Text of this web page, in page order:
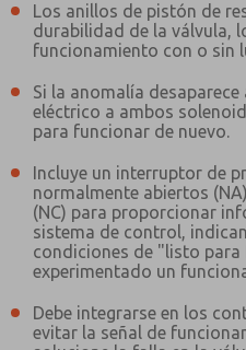
Los anillos de pistón de
durabilidad de la válvula,
funcionamiento con o sin
Si la anomalía
eléctrico a ambos
para funcionar de nuevo.
Incluye un interruptor de
normalmente abiertos
(NC) para proporcionar
sistema de control,
condiciones de "listo
experimentado un
Debe integrarse en los
evitar la señal de
¿Método de Contacto
Correo Electrónico
Envíenme
producto y más.
se recopilarán y
únicamente con fines